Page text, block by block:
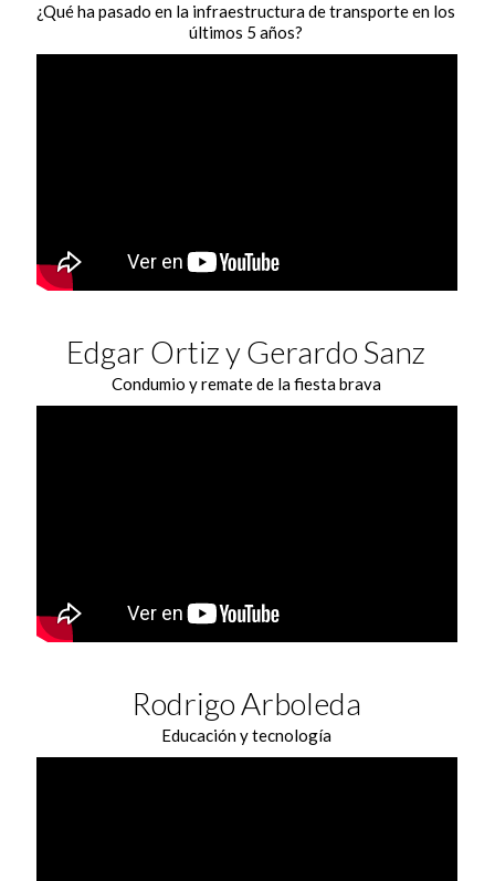
¿Qué ha pasado en la infraestructura de transporte en los
últimos 5 años?
Edgar Ortiz y Gerardo Sanz
Condumio y remate de la fiesta brava
Rodrigo Arboleda
Educación y tecnología